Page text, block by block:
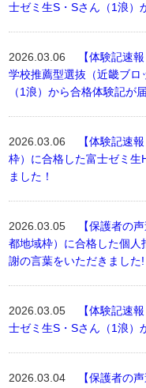
士ゼミ生S・Sさん（1浪）
2026.03.06
【体験記速
学校推薦型選抜（近畿ブロ
（1浪）から合格体験記が
2026.03.06
【体験記速
枠）に合格した富士ゼミ生
ました！
2026.03.05
【保護者の
都地域枠）に合格した個
謝の言葉をいただきました!
2026.03.05
【体験記速
士ゼミ生S・Sさん（1浪）
2026.03.04
【保護者の